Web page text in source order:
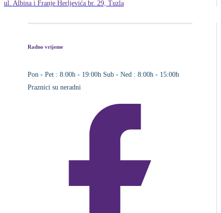
ul. Albina i Franje Herljevića br. 29, Tuzla
Radno vrijeme
Pon - Pet : 8:00h - 19:00h Sub - Ned : 8:00h - 15:00h
Praznici su neradni